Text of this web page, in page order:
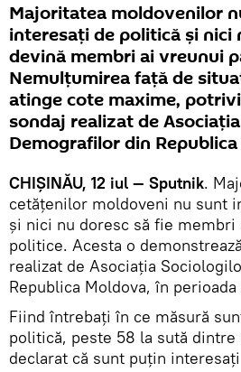
Majoritatea moldovenilor
interesați de politică și nici
devină membri ai vreunui
Nemulțumirea față de
atinge cote maxime,
sondaj realizat de
Demografilor din
CHIȘINĂU, 12 iul — Sputnik.
cetățenilor moldoveni nu sunt
și nici nu doresc să fie membri
politice. Acesta o
realizat de Asociația
Republica Moldova, în
Fiind întrebați în ce măsură
politică, peste 58 la sută dintre
declarat că sunt puțin